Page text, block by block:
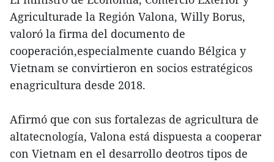
Agriculturade la Región Valona, Willy Borus,
valoró la firma del documento de
cooperación,especialmente cuando Bélgica y
Vietnam se convirtieron en socios estratégicos
enagricultura desde 2018.
Afirmó que con sus fortalezas de agricultura de
altatecnología, Valona está dispuesta a cooperar
con Vietnam en el desarrollo deotros tipos de